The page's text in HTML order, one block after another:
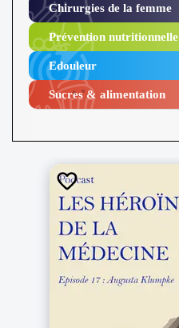
Chirurgies de la femme
Prévention nutritionnelle
Edouleur​
Sucres & alimentation​